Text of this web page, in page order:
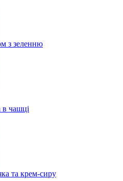
з зеленню
в чашці
та крем-сиру